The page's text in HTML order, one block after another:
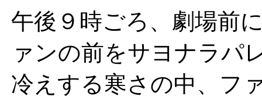
午後９時ごろ、劇場前
ァンの前をサヨナラパ
冷えする寒さの中、フ